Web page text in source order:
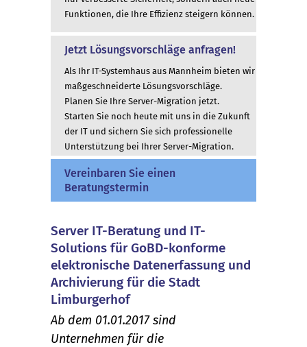
Funktionen, die Ihre Effizienz steigern können.
Jetzt Lösungsvorschläge anfragen!
Als Ihr IT-Systemhaus aus Mannheim bieten wir
maßgeschneiderte Lösungsvorschläge.
Planen Sie Ihre Server-Migration jetzt.
Starten Sie noch heute mit uns in die Zukunft
der IT und sichern Sie sich professionelle
Unterstützung bei Ihrer Server-Migration.
Vereinbaren Sie einen
Beratungstermin
Server IT-Beratung und IT-
Solutions für GoBD-konforme
elektronische Datenerfassung und
Archivierung für die Stadt
Limburgerhof
Ab dem 01.01.2017 sind
Unternehmen für die